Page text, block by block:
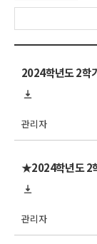
2024학년도 2학
관리자
★2024학년도 2
관리자